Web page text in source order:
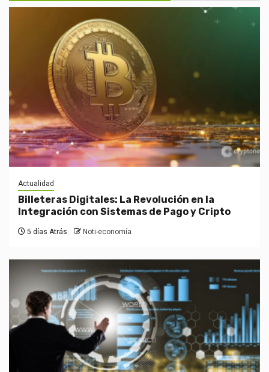
Actualidad
Billeteras Digitales: La Revolución en la
Integración con Sistemas de Pago y Cripto
5 días Atrás Noti-economía